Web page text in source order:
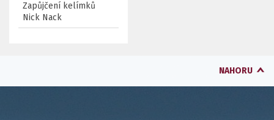
Zapůjčení kelímků
Nick Nack
NAHORU